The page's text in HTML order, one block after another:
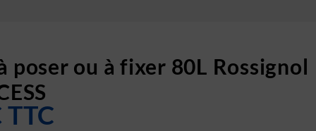
poser ou à fixer 80L Rossignol
TTC